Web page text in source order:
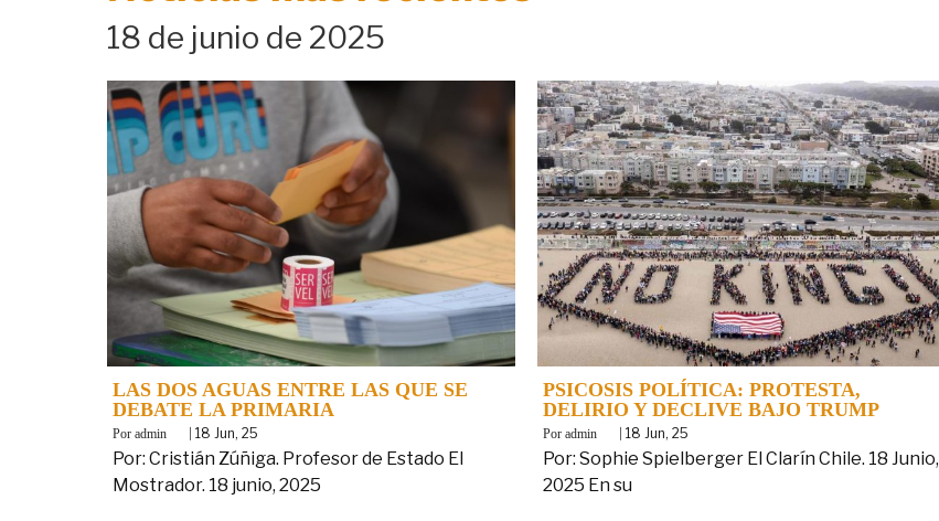
18 de junio de 2025
LAS DOS AGUAS ENTRE LAS QUE SE
DEBATE LA PRIMARIA
By admin 18 Jun, 25
Por: Cristián Zúñiga. Profesor de Estado El
Mostrador. 18 junio, 2025
PSICOSIS POLÍTICA: PROTESTA,
DELIRIO Y DECLIVE BAJO TRUMP
By admin 18 Jun, 25
Por: Sophie Spielberger El Clarín Chile. 18 Junio,
2025 En su